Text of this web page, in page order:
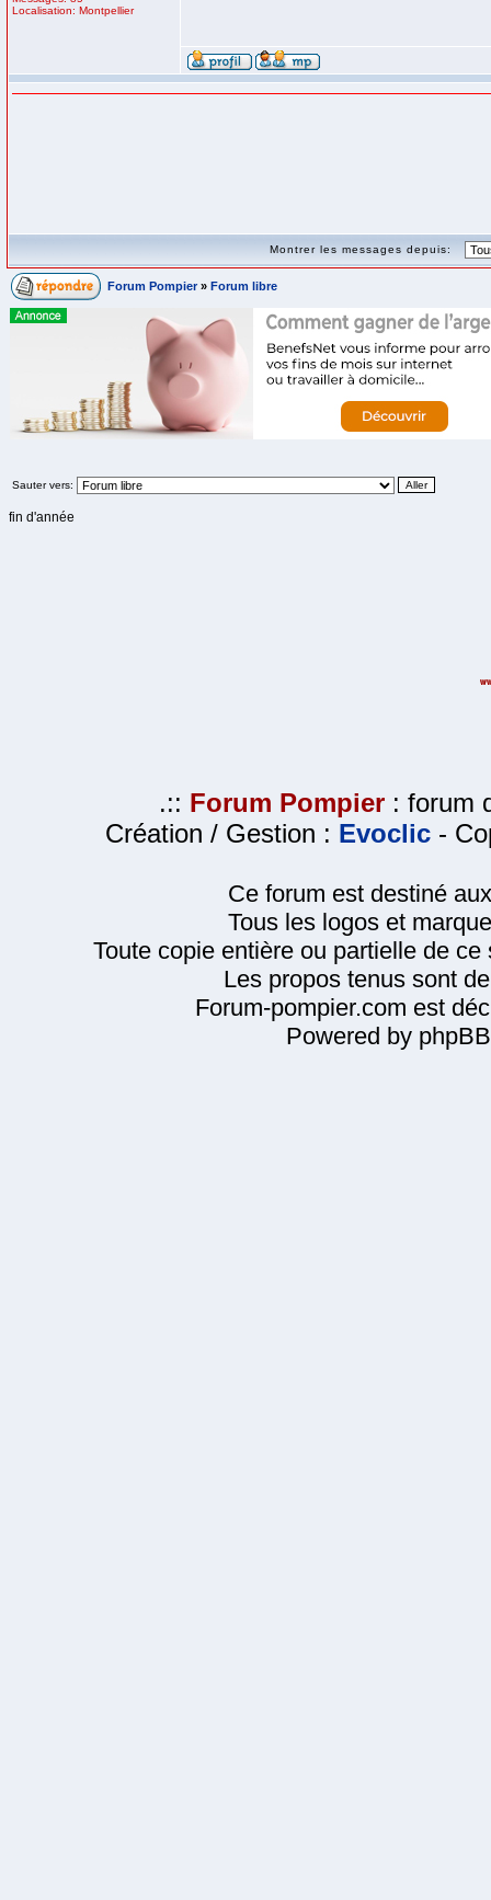
Localisation: Montpellier
Montrer les messages depuis:
Forum Pompier » Forum libre
Sauter vers:
fin d'année
.:: Forum Pompier : forum
Création / Gestion : Evoclic -
Ce forum est destiné
Tous les logos et
Toute copie entière ou partielle de
Les propos tenus sont
Forum-pompier.com est
Powered by